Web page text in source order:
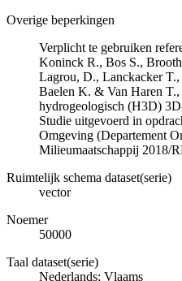
Overige beperkingen
Verplicht te gebruiken
Koninck R., Bos S.,
Lagrou, D., Lanckacker
Baelen K. & Van Haren
hydrogeologisch (H3D)
Studie uitgevoerd in
Omgeving (Departement
Milieumaatschappij 2018/
Ruimtelijk schema dataset(serie)
vector
Noemer
50000
Taal dataset(serie)
Nederlands; Vlaams